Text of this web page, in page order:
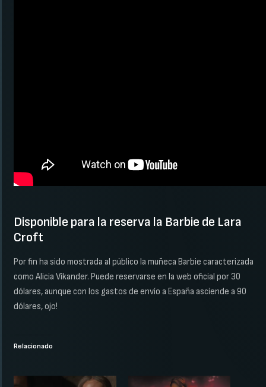
Disponible para la reserva la Barbie de Lara
Croft
Por fin ha sido mostrada al público la muñeca Barbie caracterizada
como Alicia Vikander. Puede reservarse en la web oficial por 30
dólares, aunque con los gastos de envío a España asciende a 90
dólares, ojo!
Relacionado